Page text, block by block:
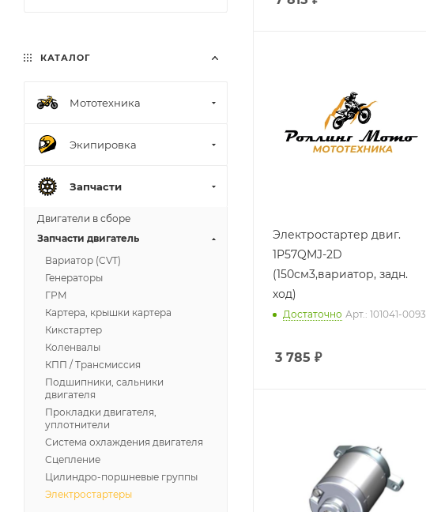
Электростартер двиг.
1P57QMJ-2D
(150см3,вариатор, задн.
ход)
Достаточно Арт.: 101041-0093
3 785 ₽
КАТАЛОГ
Мототехника
Экипировка
Запчасти
Двигатели в сборе
Запчасти двигатель
Вариатор (CVT)
Генераторы
ГРМ
Картера, крышки картера
Кикстартер
Коленвалы
КПП / Трансмиссия
Подшипники, сальники
двигателя
Прокладки двигателя,
уплотнители
Система охлаждения двигателя
Сцепление
Цилиндро-поршневые группы
Электростартеры